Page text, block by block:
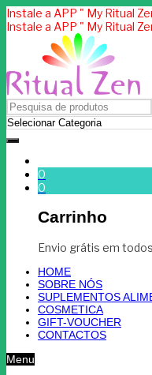
Instale a APP " My Ritual
Instale a APP " My Ritual
0
0
Carrinho
Envio grátis em
HOME
SOBRE NÓS
SUPLEMENTOS
COSMETICA
GIFT-VOUCHER
CONTACTOS
Menu